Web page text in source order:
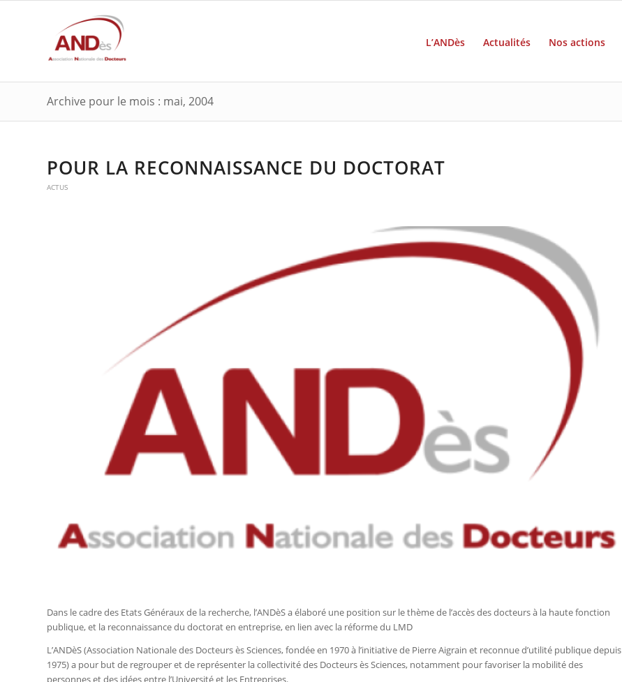
L’ANDès Actualités Nos actions
Archive pour le mois : mai, 2004
POUR LA RECONNAISSANCE DU DOCTORAT
ACTUS
Dans le cadre des Etats Généraux de la recherche, l’ANDèS a élaboré une position sur le thème de l’accès des docteurs à la haute fonction
publique, et la reconnaissance du doctorat en entreprise, en lien avec la réforme du LMD
L’ANDèS (Association Nationale des Docteurs ès Sciences, fondée en 1970 à l’initiative de Pierre Aigrain et reconnue d’utilité publique depuis
1975) a pour but de regrouper et de représenter la collectivité des Docteurs ès Sciences, notamment pour favoriser la mobilité des
personnes et des idées entre l’Université et les Entreprises.